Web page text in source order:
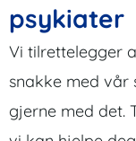
psykiater
Vi tilrettelegger
snakke med vår
gjerne med det.